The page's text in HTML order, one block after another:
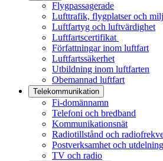
Flygpassagerade
Lufttrafik, flygplatser och
Luftfartyg och luftvärdighet
Luftfartscertifikat
Författningar inom luftfart
Luftfartssäkerhet
Utbildning inom luftfarten
Obemannad luftfart
Telekommunikation
Fi-domännamn
Telefoni och bredband
Kommunikationsnät
Radiotillstånd och
Postverksamhet och utdelning
TV och radio